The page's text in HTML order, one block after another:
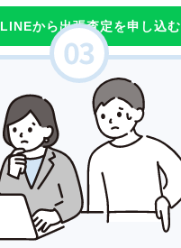
LINEから出張査定を申し込む